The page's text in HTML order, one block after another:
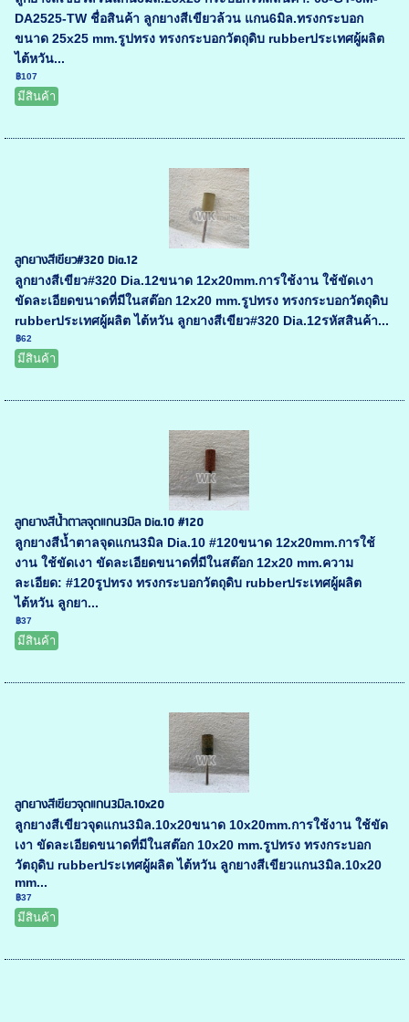
DA2525-TW ชื่อสินค้า ลูกยางสีเขียวล้วน แกน6มิล.ทรงกระบอก
ขนาด 25x25 mm.รูปทรง ทรงกระบอกวัตถุดิบ rubberประเทศผู้ผลิต
ไต้หวัน...
฿107
มีสินค้า
ลูกยางสีเขียว#320 Dia.12
ลูกยางสีเขียว#320 Dia.12ขนาด 12x20mm.การใช้งาน ใช้ขัดเงา
ขัดละเอียดขนาดที่มีในสต๊อก 12x20 mm.รูปทรง ทรงกระบอกวัตถุดิบ
rubberประเทศผู้ผลิต ไต้หวัน ลูกยางสีเขียว#320 Dia.12รหัสสินค้า...
฿62
มีสินค้า
ลูกยางสีน้ำตาลจุดแกน3มิล Dia.10 #120
ลูกยางสีน้ำตาลจุดแกน3มิล Dia.10 #120ขนาด 12x20mm.การใช้
งาน ใช้ขัดเงา ขัดละเอียดขนาดที่มีในสต๊อก 12x20 mm.ความ
ละเอียด: #120รูปทรง ทรงกระบอกวัตถุดิบ rubberประเทศผู้ผลิต
ไต้หวัน ลูกยา...
฿37
มีสินค้า
ลูกยางสีเขียวจุดแกน3มิล.10x20
ลูกยางสีเขียวจุดแกน3มิล.10x20ขนาด 10x20mm.การใช้งาน ใช้ขัด
เงา ขัดละเอียดขนาดที่มีในสต๊อก 10x20 mm.รูปทรง ทรงกระบอก
วัตถุดิบ rubberประเทศผู้ผลิต ไต้หวัน ลูกยางสีเขียวแกน3มิล.10x20
mm...
฿37
มีสินค้า